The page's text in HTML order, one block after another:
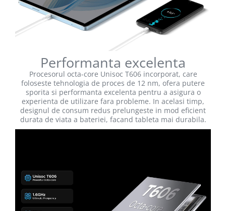
Performanta excelenta
Procesorul octa-core Unisoc T606 incorporat, care
foloseste tehnologia de proces de 12 nm, ofera putere
sporita si performanta excelenta pentru a asigura o
experienta de utilizare fara probleme. In acelasi timp,
designul de consum redus prelungeste in mod eficient
durata de viata a bateriei, facand tableta mai durabila.